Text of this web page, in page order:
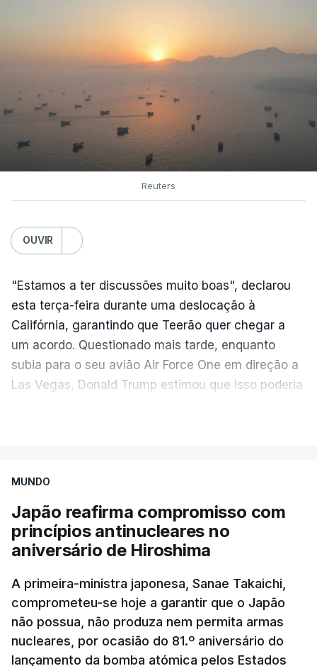
Reuters
OUVIR
"Estamos a ter discussões muito boas", declarou
esta terça-feira durante uma deslocação à
Califórnia, garantindo que Teerão quer chegar a
um acordo. Questionado mais tarde, enquanto
subia para o seu avião Air Force One em direção a
Las Vegas, Donald Trump estimou que isso poderia
"progressos" nas negociações com o Irão e Omã,
Segundo o meio de comunicação Axios, que cita
"fontes regionais" não identificadas, e
para organizar a passagem no estreito entre o
Irão e o sultanato de Omã.
Este acordo preliminar prevê, segundo o Axios, que
MUNDO
Japão reafirma compromisso com
princípios antinucleares no
aniversário de Hiroshima
A primeira-ministra japonesa, Sanae Takaichi,
comprometeu-se hoje a garantir que o Japão
não possua, não produza nem permita armas
nucleares, por ocasião do 81.º aniversário do
lançamento da bomba atómica pelos Estados